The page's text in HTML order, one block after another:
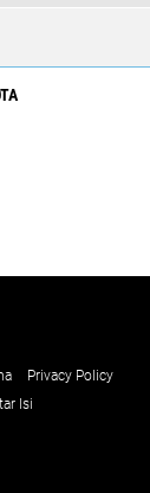
Privacy Policy
Isi